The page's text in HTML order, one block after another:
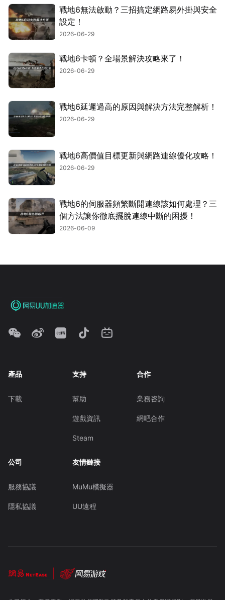
戰地6無法啟動？三招搞定網路易外掛與安全
設定！
2026-06-29
戰地6卡頓？全場景解決攻略來了！
2026-06-29
戰地6延遲過高的原因與解決方法完整解析！
2026-06-29
戰地6高價值目標更新與網路連線優化攻略！
2026-06-29
戰地6的伺服器頻繁斷開連線該如何處理？三
個方法讓你徹底擺脫連線中斷的困擾！
2026-06-09
產品
下載
支持
幫助
遊戲資訊
Steam
合作
業務咨詢
網吧合作
公司
服務協議
隱私協議
友情鏈接
MuMu模擬器
UU遠程